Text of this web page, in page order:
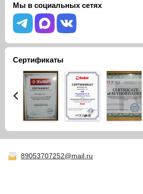
Мы в социальных сетях
Сертификаты
89053707252@mail.ru